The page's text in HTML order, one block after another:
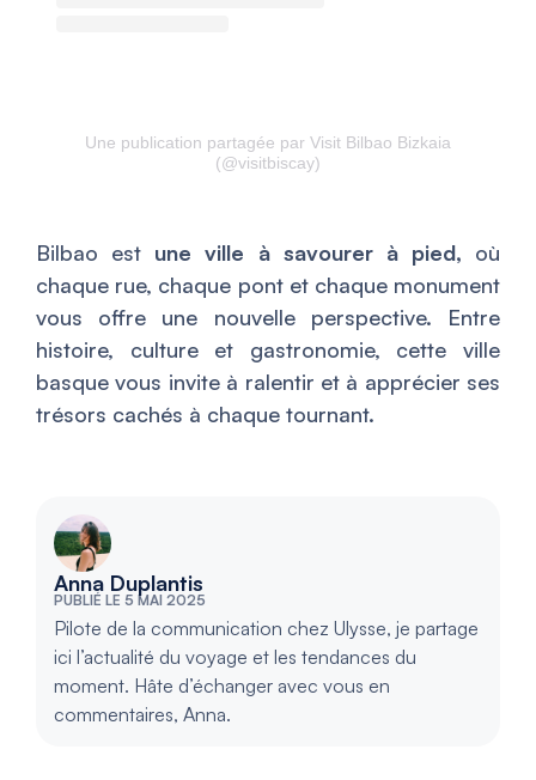
Une publication partagée par Visit Bilbao Bizkaia
(@visitbiscay)
Bilbao est une ville à savourer à pied, où
chaque rue, chaque pont et chaque monument
vous offre une nouvelle perspective. Entre
histoire, culture et gastronomie, cette ville
basque vous invite à ralentir et à apprécier ses
trésors cachés à chaque tournant.
Anna Duplantis
PUBLIÉ LE 5 MAI 2025
Pilote de la communication chez Ulysse, je partage
ici l’actualité du voyage et les tendances du
moment. Hâte d’échanger avec vous en
commentaires, Anna.